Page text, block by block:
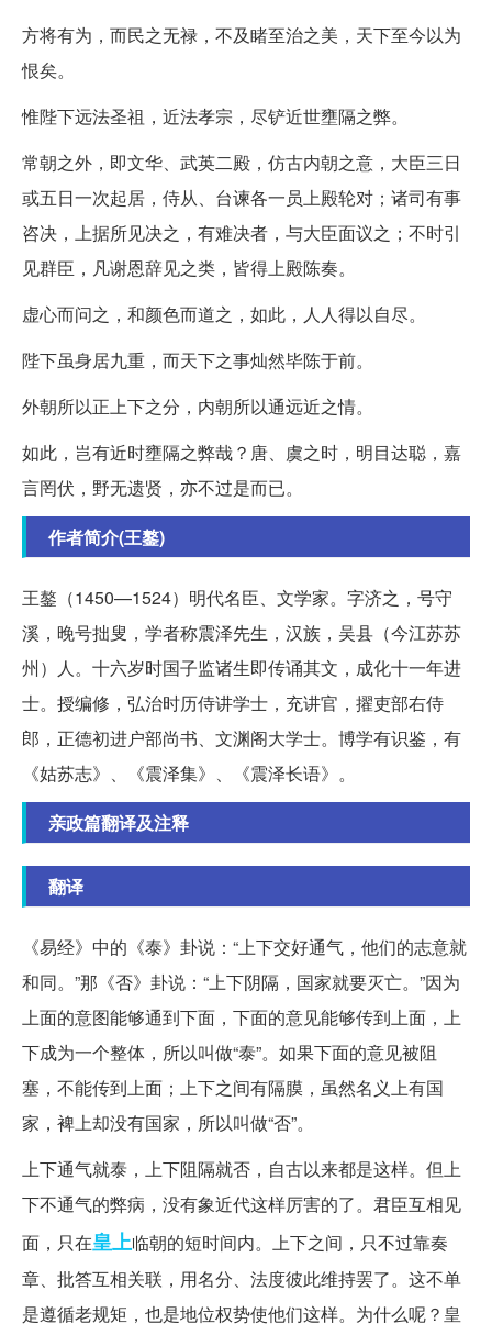
方将有为，而民之无禄，不及睹至治之美，天下至今以为
恨矣。
惟陛下远法圣祖，近法孝宗，尽铲近世壅隔之弊。
常朝之外，即文华、武英二殿，仿古内朝之意，大臣三日
或五日一次起居，侍从、台谏各一员上殿轮对；诸司有事
咨决，上据所见决之，有难决者，与大臣面议之；不时引
见群臣，凡谢恩辞见之类，皆得上殿陈奏。
虚心而问之，和颜色而道之，如此，人人得以自尽。
陛下虽身居九重，而天下之事灿然毕陈于前。
外朝所以正上下之分，内朝所以通远近之情。
如此，岂有近时壅隔之弊哉？唐、虞之时，明目达聪，嘉
言罔伏，野无遗贤，亦不过是而已。
作者简介(王鏊)
王鏊（1450—1524）明代名臣、文学家。字济之，号守
溪，晚号拙叟，学者称震泽先生，汉族，吴县（今江苏苏
州）人。十六岁时国子监诸生即传诵其文，成化十一年进
士。授编修，弘治时历侍讲学士，充讲官，擢吏部右侍
郎，正德初进户部尚书、文渊阁大学士。博学有识鉴，有
《姑苏志》、《震泽集》、《震泽长语》。
亲政篇翻译及注释
翻译
《易经》中的《泰》卦说：“上下交好通气，他们的志意就
和同。”那《否》卦说：“上下阴隔，国家就要灭亡。”因为
上面的意图能够通到下面，下面的意见能够传到上面，上
下成为一个整体，所以叫做“泰”。如果下面的意见被阻
塞，不能传到上面；上下之间有隔膜，虽然名义上有国
家，裨上却没有国家，所以叫做“否”。
上下通气就泰，上下阻隔就否，自古以来都是这样。但上
下不通气的弊病，没有象近代这样厉害的了。君臣互相见
面，只在皇上临朝的短时间内。上下之间，只不过靠奏
章、批答互相关联，用名分、法度彼此维持罢了。这不单
是遵循老规矩，也是地位权势使他们这样。为什么呢？皇